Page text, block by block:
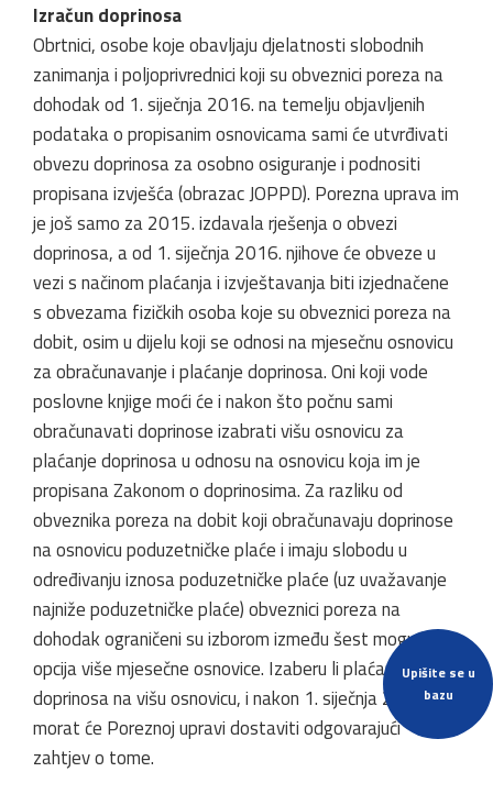
Upišite se u
bazu
Izračun doprinosa
Obrtnici, osobe koje obavljaju djelatnosti slobodnih
zanimanja i poljoprivrednici koji su obveznici poreza na
dohodak od 1. siječnja 2016. na temelju objavljenih
podataka o propisanim osnovicama sami će utvrđivati
obvezu doprinosa za osobno osiguranje i podnositi
propisana izvješća (obrazac JOPPD). Porezna uprava im
je još samo za 2015. izdavala rješenja o obvezi
doprinosa, a od 1. siječnja 2016. njihove će obveze u
vezi s načinom plaćanja i izvještavanja biti izjednačene
s obvezama fizičkih osoba koje su obveznici poreza na
dobit, osim u dijelu koji se odnosi na mjesečnu osnovicu
za obračunavanje i plaćanje doprinosa. Oni koji vode
poslovne knjige moći će i nakon što počnu sami
obračunavati doprinose izabrati višu osnovicu za
plaćanje doprinosa u odnosu na osnovicu koja im je
propisana Zakonom o doprinosima. Za razliku od
obveznika poreza na dobit koji obračunavaju doprinose
na osnovicu poduzetničke plaće i imaju slobodu u
određivanju iznosa poduzetničke plaće (uz uvažavanje
najniže poduzetničke plaće) obveznici poreza na
dohodak ograničeni su izborom između šest mogućih
opcija više mjesečne osnovice. Izaberu li plaćanje
doprinosa na višu osnovicu, i nakon 1. siječnja 2016.
morat će Poreznoj upravi dostaviti odgovarajući
zahtjev o tome.